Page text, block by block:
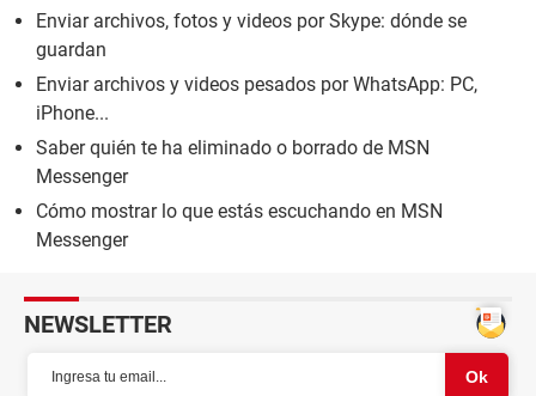
Enviar archivos, fotos y videos por Skype: dónde se
guardan
Enviar archivos y videos pesados por WhatsApp: PC,
iPhone...
Saber quién te ha eliminado o borrado de MSN
Messenger
Cómo mostrar lo que estás escuchando en MSN
Messenger
NEWSLETTER